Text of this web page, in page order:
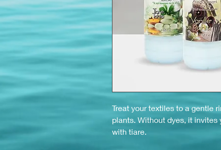
Treat your textiles to a gentle
plants. Without dyes, it
with tiare.